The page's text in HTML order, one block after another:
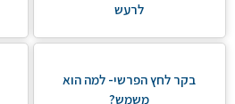
לרעש
בקר לחץ הפרשי- למה הוא
משמש?